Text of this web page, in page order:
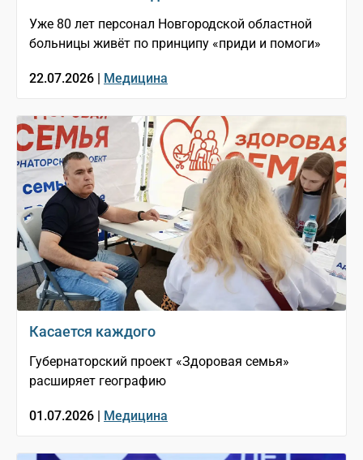
Уже 80 лет персонал Новгородской областной
больницы живёт по принципу «приди и помоги»
22.07.2026 | Медицина
Касается каждого
Губернаторский проект «Здоровая семья»
расширяет географию
01.07.2026 | Медицина